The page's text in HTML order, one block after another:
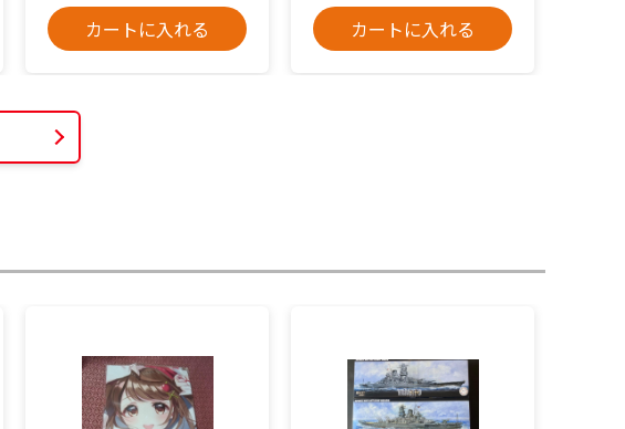
カートに入れる
カートに入れる